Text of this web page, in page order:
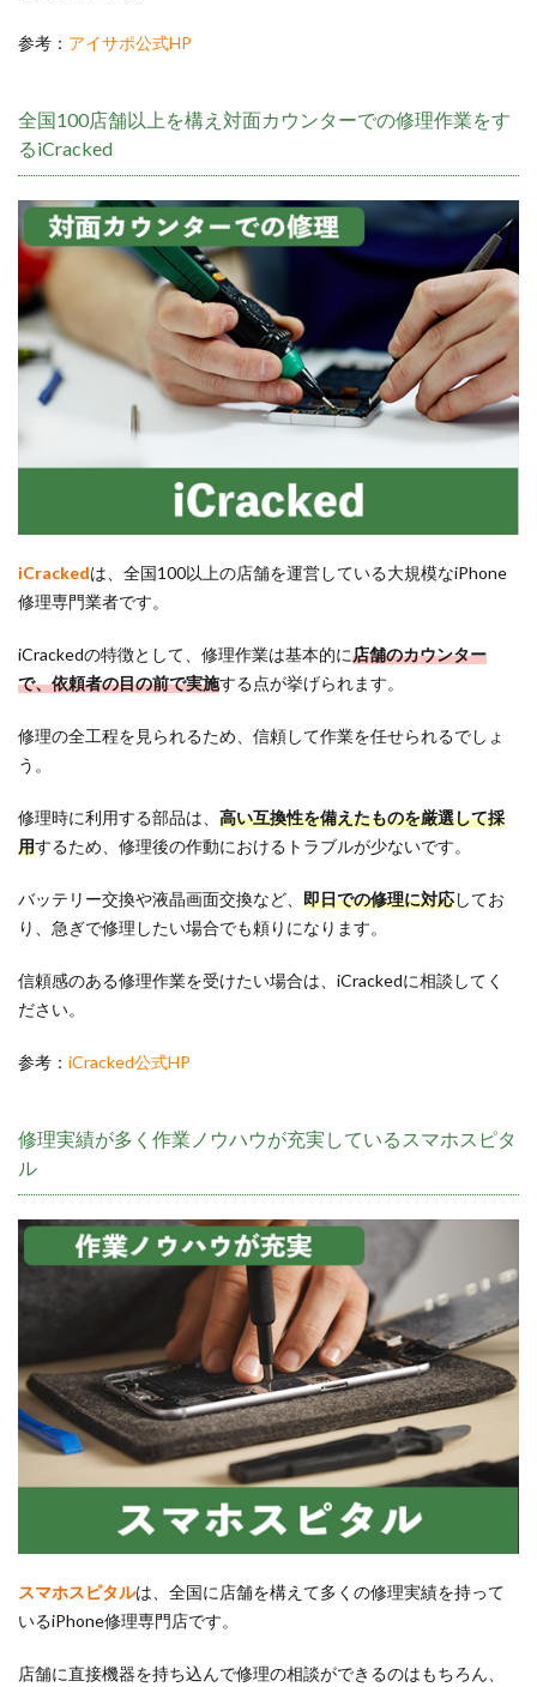
参考： アイサポ公式HP
全国100店舗以上を構え対面カウンターでの修理作業をす
るiCracked
iCrackedは、全国100以上の店舗を運営している大規模なiPhone
修理専門業者です。
iCrackedの特徴として、修理作業は基本的に店舗のカウンター
で、依頼者の目の前で実施する点が挙げられます。
修理の全工程を見られるため、信頼して作業を任せられるでしょ
う。
修理時に利用する部品は、 高い互換性を備えたものを厳選して採
用するため、修理後の作動におけるトラブルが少ないです。
バッテリー交換や液晶画面交換など、 即日での修理に対応してお
り、急ぎで修理したい場合でも頼りになります。
信頼感のある修理作業を受けたい場合は、iCrackedに相談してく
ださい。
参考： iCracked公式HP
修理実績が多く作業ノウハウが充実しているスマホスピタ
ル
スマホスピタルは、全国に店舗を構えて多くの修理実績を持って
いるiPhone修理専門店です。
店舗に直接機器を持ち込んで修理の相談ができるのはもちろん、